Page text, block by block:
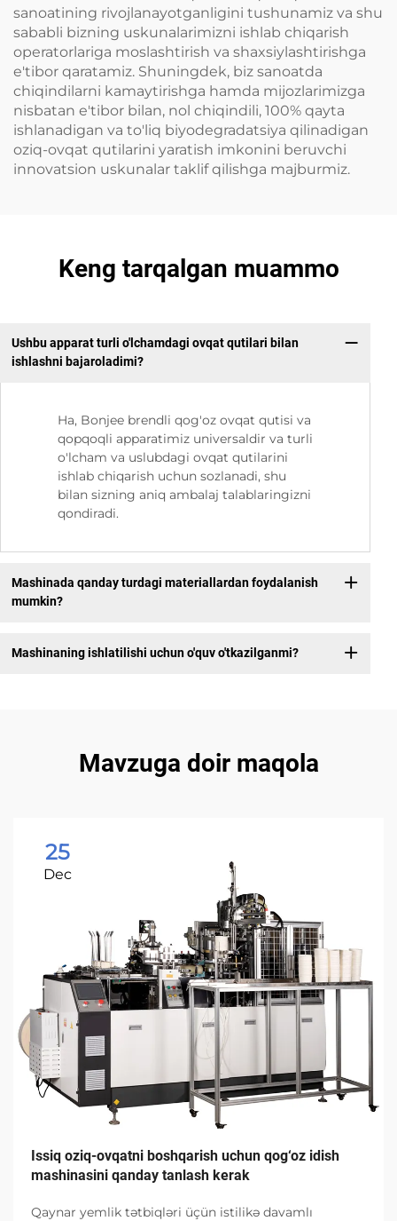
sanoatining rivojlanayotganligini tushunamiz va shu
sababli bizning uskunalarimizni ishlab chiqarish
operatorlariga moslashtirish va shaxsiylashtirishga
e'tibor qaratamiz. Shuningdek, biz sanoatda
chiqindilarni kamaytirishga hamda mijozlarimizga
nisbatan e'tibor bilan, nol chiqindili, 100% qayta
ishlanadigan va to'liq biyodegradatsiya qilinadigan
oziq-ovqat qutilarini yaratish imkonini beruvchi
innovatsion uskunalar taklif qilishga majburmiz.
Keng tarqalgan muammo
Ushbu apparat turli o'lchamdagi ovqat qutilari bilan
ishlashni bajaroladimi?
Ha, Bonjee brendli qog'oz ovqat qutisi va
qopqoqli apparatimiz universaldir va turli
o'lcham va uslubdagi ovqat qutilarini
ishlab chiqarish uchun sozlanadi, shu
bilan sizning aniq ambalaj talablaringizni
qondiradi.
Mashinada qanday turdagi materiallardan foydalanish
mumkin?
Mashinaning ishlatilishi uchun o'quv o'tkazilganmi?
Mavzuga doir maqola
25
Dec
Issiq oziq-ovqatni boshqarish uchun qog‘oz idish
mashinasini qanday tanlash kerak
Qaynar yemlik tətbiqləri üçün istilikə davamlı